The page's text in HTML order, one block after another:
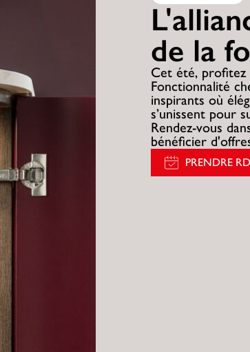
de la
Cet été, profitez
Fonctionnalité
inspirants où
s’unissent pour
Rendez-vous
bénéficier
PRENDRE